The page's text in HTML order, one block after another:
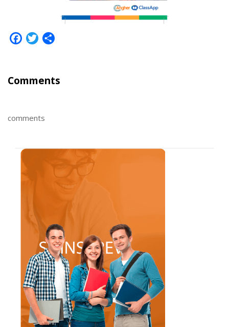
Facebook
Twitter
Comments
comments